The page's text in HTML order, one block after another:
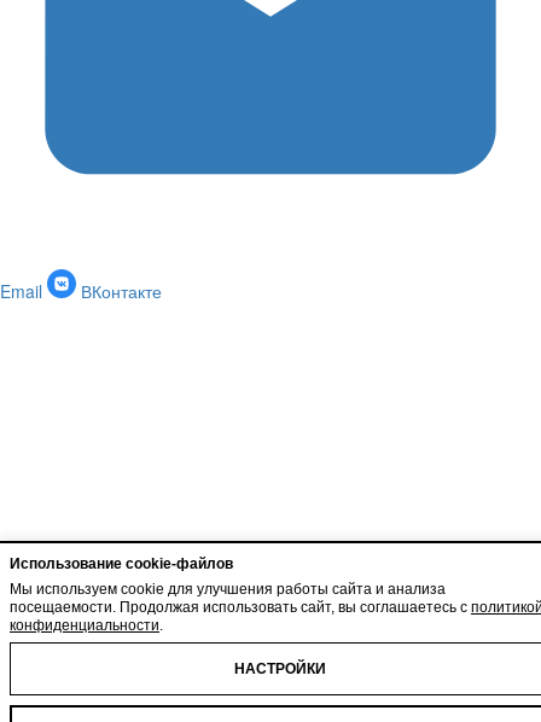
Использование cookie-файлов
Мы используем cookie для улучшения работы сайта и анализа
посещаемости. Продолжая использовать сайт, вы соглашаетесь с
конфиденциальности.
НАСТРОЙКИ
Email ВКонтакте